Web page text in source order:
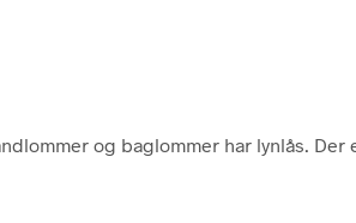
og baglommer har lynlås.